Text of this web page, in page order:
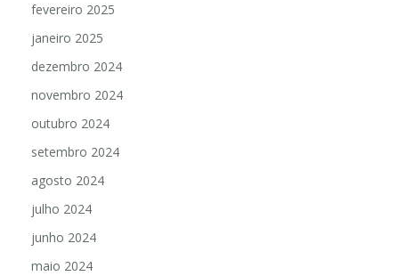
fevereiro 2025
janeiro 2025
dezembro 2024
novembro 2024
outubro 2024
setembro 2024
agosto 2024
julho 2024
junho 2024
maio 2024